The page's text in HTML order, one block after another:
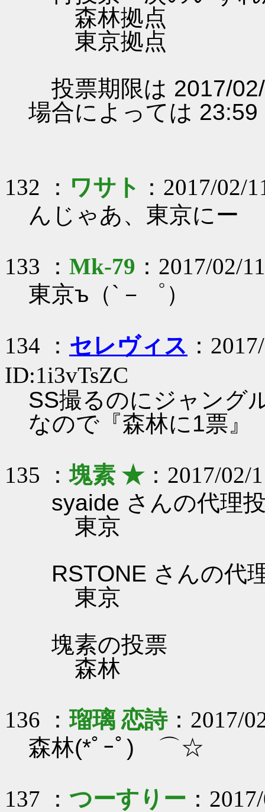
森林拠点
東京拠点
投票期限は 2017/
場合によっては
132 ： ワサト ：2017/02/
んじゃあ、東京にー
133 ： Mk-79 ：2017/02/
東京ъ（`－゜）
134 ： セレヴィス ：
ID:1i3vTsZC
SS撮るのにジャング
なので『森林に1票』
135 ：塊素 ★：2017/02/
syaide さんの代理
東京
RSTONE さんの代
東京
塊素の投票
森林
136 ：瑠璃 恋詩：2017/
森林(*ﾟｰﾟ)ゞ⌒☆
137 ： つーすりー ：